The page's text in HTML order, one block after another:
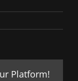
Platform!